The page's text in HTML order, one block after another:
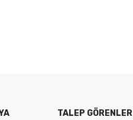
TALEP GÖRENLER